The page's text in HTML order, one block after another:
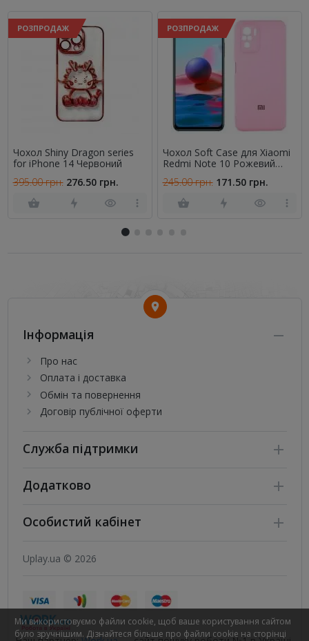
РОЗПРОДАЖ
Чохол Shiny Dragon series
for iPhone 14 Червоний
395.00 грн. 276.50 грн.
РОЗПРОДАЖ
Чохол Soft Case для Xiaomi
Redmi Note 10 Рожевий
245.00 грн. 171.50 грн.
Інформація
Про нас
Оплата і доставка
Обмін та повернення
Договір публічної оферти
Служба підтримки
Додатково
Особистий кабінет
Uplay.ua © 2026
Ми використовуємо файли cookie, щоб ваше користування сайтом
було зручнішим. Дізнайтеся більше про файли cookie на сторінці